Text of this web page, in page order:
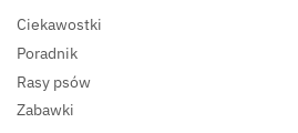
Ciekawostki
Poradnik
Rasy psów
Zabawki